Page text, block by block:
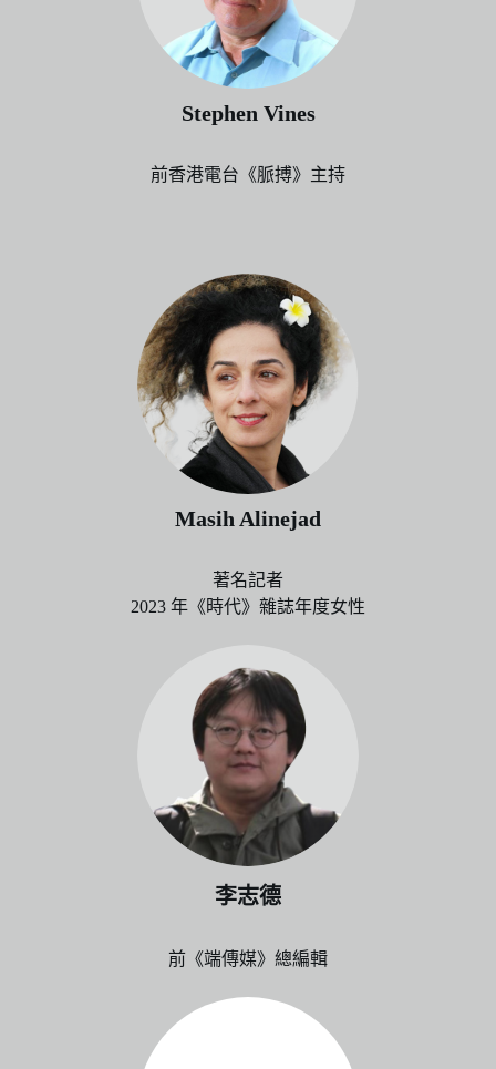
Stephen Vines
前香港電台《脈搏》主持
Masih Alinejad
著名記者
2023 年《時代》雜誌年度女性
李志德
前《端傳媒》總編輯